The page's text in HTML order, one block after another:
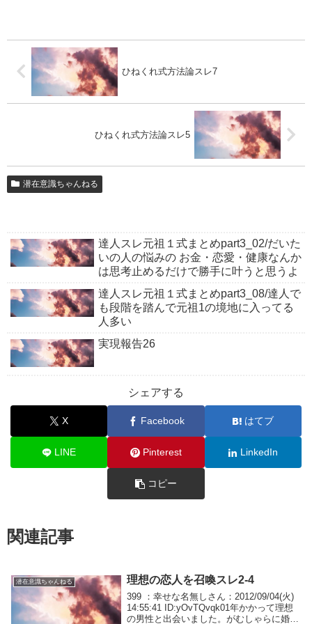
ひねくれ式方法論スレ7
ひねくれ式方法論スレ5
潜在意識ちゃんねる
達人スレ元祖１式まとめpart3_02/だいた
いの人の悩みの お金・恋愛・健康なんか
は思考止めるだけで勝手に叶うと思うよ
達人スレ元祖１式まとめpart3_08/達人で
も段階を踏んで元祖1の境地に入ってる
人多い
実現報告26
シェアする
X Facebook はてブ
LINE Pinterest LinkedIn
コピー
関連記事
潜在意識ちゃんねる 理想の恋人を召喚スレ2-4
399 ：幸せな名無しさん：2012/09/04(火)
14:55:41 ID:yOvTQvqk01年かかって理想
の男性と出会いました。がむしゃらに婚活